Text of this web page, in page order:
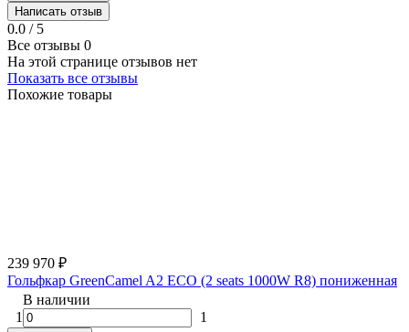
Написать отзыв
0.0 / 5
Все отзывы 0
На этой странице отзывов нет
Показать все отзывы
Похожие товары
239 970 ₽
Гольфкар GreenCamel A2 ECO (2 seats 1000W R8) пониженная
В наличии
1
1